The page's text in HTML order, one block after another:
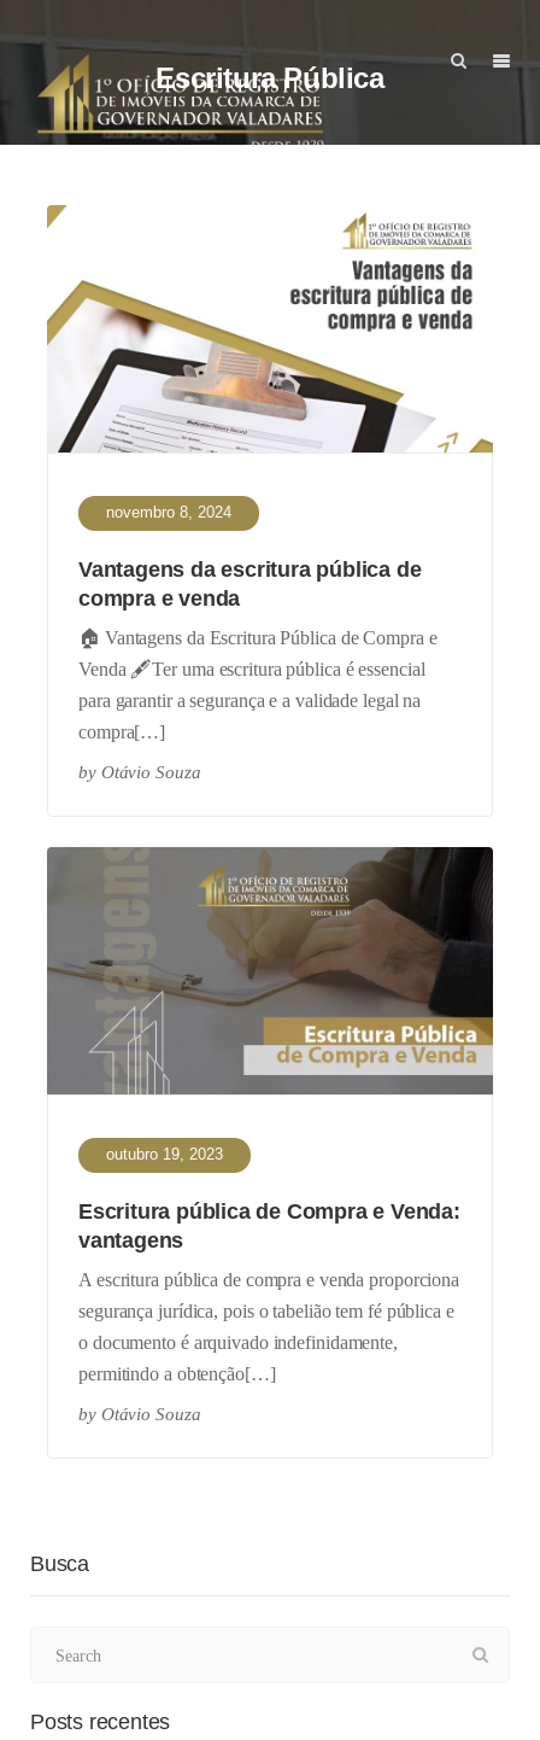
Escritura Pública
novembro 8, 2024
Vantagens da escritura pública de
compra e venda
🏠 Vantagens da Escritura Pública de Compra e
Venda 🖋️Ter uma escritura pública é essencial
para garantir a segurança e a validade legal na
compra[…]
by Otávio Souza
outubro 19, 2023
Escritura pública de Compra e Venda:
vantagens
A escritura pública de compra e venda proporciona
segurança jurídica, pois o tabelião tem fé pública e
o documento é arquivado indefinidamente,
permitindo a obtenção[…]
by Otávio Souza
Busca
Posts recentes